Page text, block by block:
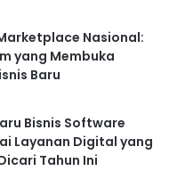
Nasional:
yang Membuka
Baru
Bisnis Software
Layanan Digital yang
Tahun Ini